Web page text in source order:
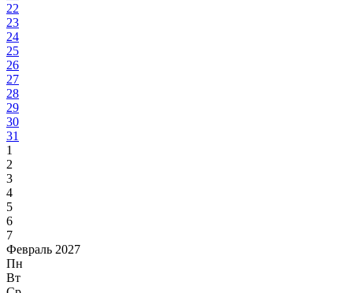
22
23
24
25
26
27
28
29
30
31
1
2
3
4
5
6
7
Февраль 2027
Пн
Вт